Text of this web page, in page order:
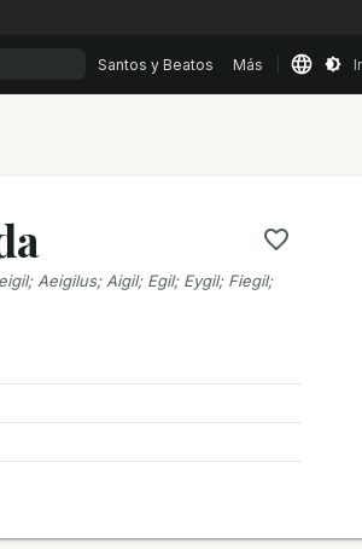
Santos y Beatos Más
Aeigilus; Aigil; Egil; Eygil; Fiegil;